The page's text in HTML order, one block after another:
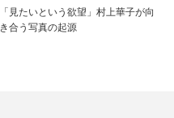
「見たいという欲望」村上華子が向
き合う写真の起源